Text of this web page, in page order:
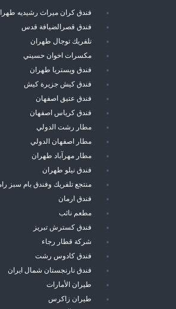
فندق كران ميراث رشيديه
فندق قصرالضيافة قدس
تلفريك توجال طهران
مكسرات اخوان حسيني
فندق ويستريا طهران
فندق كيش جزيرة كيش
فندق عتيق اصفهان
فندق كرياس اصفهان
مطار رشت الدولي
مطار اصفهان الدولي
مطار مهرآباد طهران
فندق نيلو طهران
منتجع تلفريك وفندق بام سبز
فندق ارمان
مطعم نائب
فندق كسترش تبريز
شركة قطار رجاء
فندق كادوس رشت
فندق نارنجستان شمال ايران
طيران الأمارات
طيران زاكرس